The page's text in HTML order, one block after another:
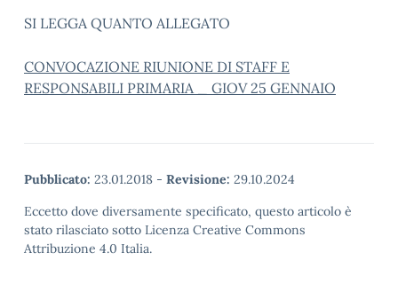
SI LEGGA QUANTO ALLEGATO
CONVOCAZIONE RIUNIONE DI STAFF E
RESPONSABILI PRIMARIA _ GIOV 25 GENNAIO
Pubblicato: 23.01.2018 - Revisione: 29.10.2024
Eccetto dove diversamente specificato, questo articolo è
stato rilasciato sotto Licenza Creative Commons
Attribuzione 4.0 Italia.